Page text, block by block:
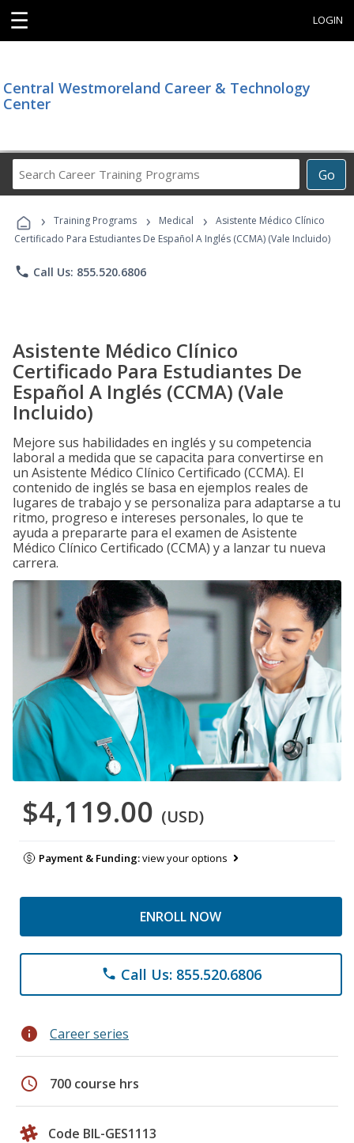
☰ LOGIN
Central Westmoreland Career & Technology
Center
Go
Career
Programs
› Training Programs › Medical ›
Asistente Médico Clínico
Certificado Para Estudiantes De Español A Inglés (CCMA) (Vale Incluido)
phone Call Us: 855.520.6806
Asistente Médico Clínico
Certificado Para Estudiantes De
Español A Inglés (CCMA) (Vale
Incluido)
Mejore sus habilidades en inglés y su competencia
laboral a medida que se capacita para convertirse en
un Asistente Médico Clínico Certificado (CCMA). El
contenido de inglés se basa en ejemplos reales de
lugares de trabajo y se personaliza para adaptarse a tu
ritmo, progreso e intereses personales, lo que te
ayuda a prepararte para el examen de Asistente
Médico Clínico Certificado (CCMA) y a lanzar tu nueva
carrera.
$4,119.00 (USD)
Payment & Funding:view your options
ENROLL NOW
phone Call Us: 855.520.6806
info Career series
schedule 700 course hrs
Code BIL-GES1113